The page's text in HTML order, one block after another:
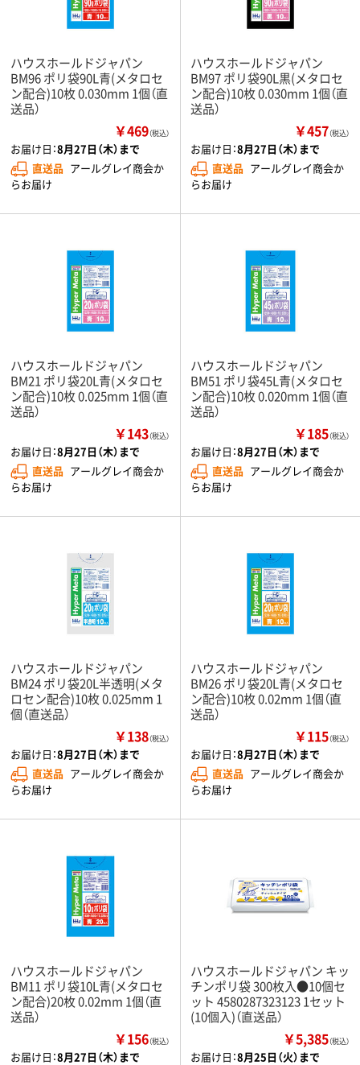
ハウスホールドジャパン
BM96 ポリ袋90L青(メタロセ
ン配合)10枚 0.030mm 1個（直
送品）
￥469（税込）
お届け日：8月27日（木）まで
直送品 アールグレイ商会か
らお届け
ハウスホールドジャパン
BM97 ポリ袋90L黒(メタロセ
ン配合)10枚 0.030mm 1個（直
送品）
￥457（税込）
お届け日：8月27日（木）まで
直送品 アールグレイ商会か
らお届け
ハウスホールドジャパン
BM21 ポリ袋20L青(メタロセ
ン配合)10枚 0.025mm 1個（直
送品）
￥143（税込）
お届け日：8月27日（木）まで
直送品 アールグレイ商会か
らお届け
ハウスホールドジャパン
BM51 ポリ袋45L青(メタロセ
ン配合)10枚 0.020mm 1個（直
送品）
￥185（税込）
お届け日：8月27日（木）まで
直送品 アールグレイ商会か
らお届け
ハウスホールドジャパン
BM24 ポリ袋20L半透明(メタ
ロセン配合)10枚 0.025mm 1
個（直送品）
￥138（税込）
お届け日：8月27日（木）まで
直送品 アールグレイ商会か
らお届け
ハウスホールドジャパン
BM26 ポリ袋20L青(メタロセ
ン配合)10枚 0.02mm 1個（直
送品）
￥115（税込）
お届け日：8月27日（木）まで
直送品 アールグレイ商会か
らお届け
ハウスホールドジャパン
BM11 ポリ袋10L青(メタロセ
ン配合)20枚 0.02mm 1個（直
送品）
￥156（税込）
お届け日：8月27日（木）まで
ハウスホールドジャパン キッ
チンポリ袋 300枚入●10個セ
ット 4580287323123 1セット
(10個入)（直送品）
￥5,385（税込）
お届け日：8月25日（火）まで